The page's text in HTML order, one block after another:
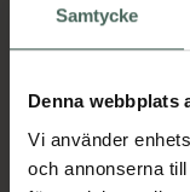
Samtycke
Denna webbplats
Vi använder
och annonserna
Beskrivning
Tar effektivt